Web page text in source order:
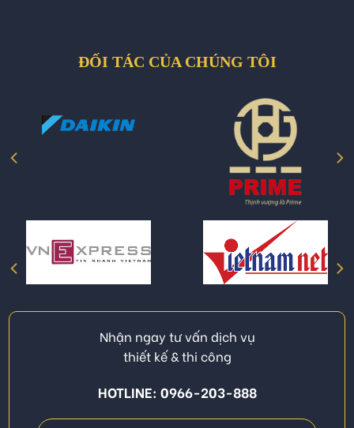
ĐỐI TÁC CỦA CHÚNG TÔI
Nhận ngay tư vấn dịch vụ
thiết kế & thi công
HOTLINE: 0966-203-888